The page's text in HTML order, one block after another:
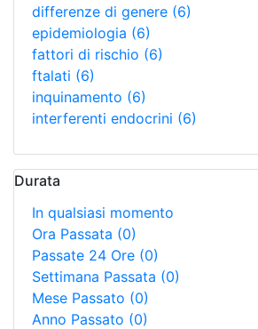
differenze di genere (6)
epidemiologia (6)
fattori di rischio (6)
ftalati (6)
inquinamento (6)
interferenti endocrini (6)
Durata
In qualsiasi momento
Ora Passata (0)
Passate 24 Ore (0)
Settimana Passata (0)
Mese Passato (0)
Anno Passato (0)